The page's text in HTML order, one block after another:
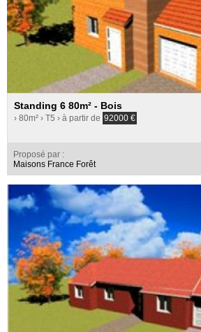
Standing 6 80m² - Bois
› 80m² › T5 › à partir de 92000 €
Proposé par :
Maisons France Forêt